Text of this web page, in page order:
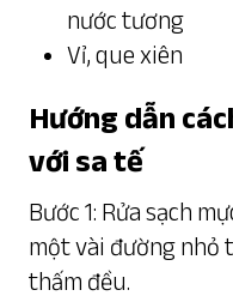
nước tương
Vỉ, que xiên
Hướng dẫn
với sa tế
Bước 1: Rửa sạch
một vài đường nhỏ
thấm đều.